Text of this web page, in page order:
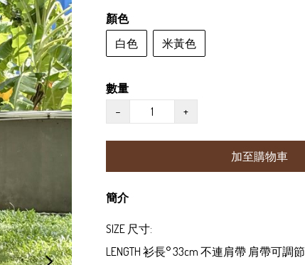
顏色
白色
米黃色
數量
−
+
加至購物車
簡介
SIZE 尺寸:
LENGTH 衫長° 33cm 不連肩帶 肩帶可調節